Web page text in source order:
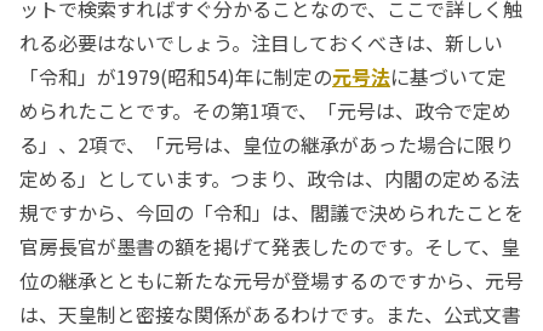
ットで検索すればすぐ分かることなので、ここで詳しく触
れる必要はないでしょう。注目しておくべきは、新しい
「令和」が1979(昭和54)年に制定の元号法に基づいて定
められたことです。その第1項で、「元号は、政令で定め
る」、2項で、「元号は、皇位の継承があった場合に限り
定める」としています。つまり、政令は、内閣の定める法
規ですから、今回の「令和」は、閣議で決められたことを
官房長官が墨書の額を掲げて発表したのです。そして、皇
位の継承とともに新たな元号が登場するのですから、元号
は、天皇制と密接な関係があるわけです。また、公式文書